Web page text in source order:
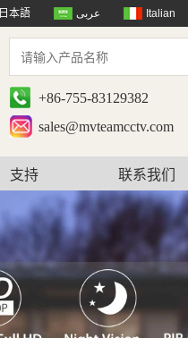
日本語 عربى Italian
+86-755-83129382
sales@mvteamcctv.com
支持 联系我们